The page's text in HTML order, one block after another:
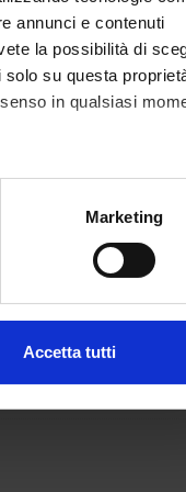
annunci e contenuti
la possibilità di
su questa
in qualsiasi
metro,Marketing
Accetta tutti
presso il
Sciences